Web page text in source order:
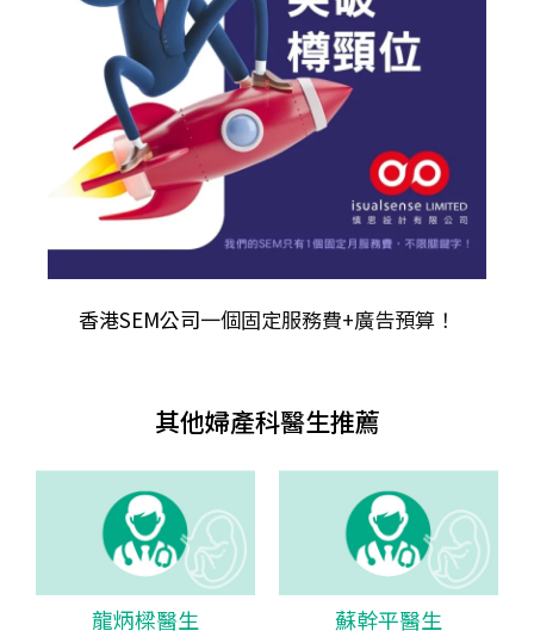
香港SEM公司一個固定服務費+廣告預算！
其他婦產科醫生推薦
龍炳樑醫生 蘇幹平醫生